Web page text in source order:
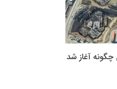
چگونه آغاز شد